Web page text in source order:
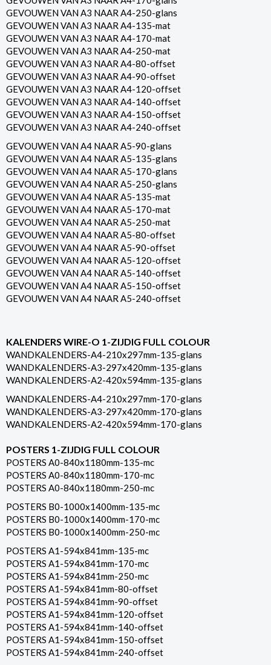
GEVOUWEN VAN A3 NAAR A4-250-glans
GEVOUWEN VAN A3 NAAR A4-135-mat
GEVOUWEN VAN A3 NAAR A4-170-mat
GEVOUWEN VAN A3 NAAR A4-250-mat
GEVOUWEN VAN A3 NAAR A4-80-offset
GEVOUWEN VAN A3 NAAR A4-90-offset
GEVOUWEN VAN A3 NAAR A4-120-offset
GEVOUWEN VAN A3 NAAR A4-140-offset
GEVOUWEN VAN A3 NAAR A4-150-offset
GEVOUWEN VAN A3 NAAR A4-240-offset
GEVOUWEN VAN A4 NAAR A5-90-glans
GEVOUWEN VAN A4 NAAR A5-135-glans
GEVOUWEN VAN A4 NAAR A5-170-glans
GEVOUWEN VAN A4 NAAR A5-250-glans
GEVOUWEN VAN A4 NAAR A5-135-mat
GEVOUWEN VAN A4 NAAR A5-170-mat
GEVOUWEN VAN A4 NAAR A5-250-mat
GEVOUWEN VAN A4 NAAR A5-80-offset
GEVOUWEN VAN A4 NAAR A5-90-offset
GEVOUWEN VAN A4 NAAR A5-120-offset
GEVOUWEN VAN A4 NAAR A5-140-offset
GEVOUWEN VAN A4 NAAR A5-150-offset
GEVOUWEN VAN A4 NAAR A5-240-offset
KALENDERS WIRE-O 1-ZIJDIG FULL COLOUR
WANDKALENDERS-A4-210x297mm-135-glans
WANDKALENDERS-A3-297x420mm-135-glans
WANDKALENDERS-A2-420x594mm-135-glans
WANDKALENDERS-A4-210x297mm-170-glans
WANDKALENDERS-A3-297x420mm-170-glans
WANDKALENDERS-A2-420x594mm-170-glans
POSTERS 1-ZIJDIG FULL COLOUR
POSTERS A0-840x1180mm-135-mc
POSTERS A0-840x1180mm-170-mc
POSTERS A0-840x1180mm-250-mc
POSTERS B0-1000x1400mm-135-mc
POSTERS B0-1000x1400mm-170-mc
POSTERS B0-1000x1400mm-250-mc
POSTERS A1-594x841mm-135-mc
POSTERS A1-594x841mm-170-mc
POSTERS A1-594x841mm-250-mc
POSTERS A1-594x841mm-80-offset
POSTERS A1-594x841mm-90-offset
POSTERS A1-594x841mm-120-offset
POSTERS A1-594x841mm-140-offset
POSTERS A1-594x841mm-150-offset
POSTERS A1-594x841mm-240-offset